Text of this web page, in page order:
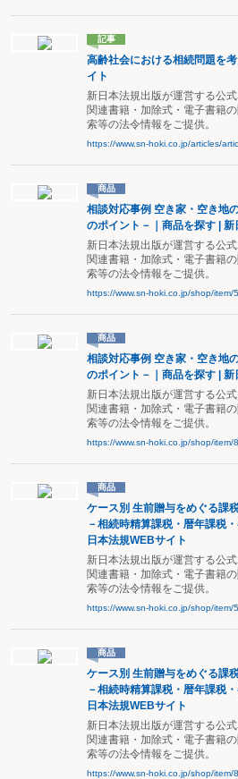
記事
高齢社会における相続問題を
イト
新日本法規出版が運営する公
関連書籍・加除式・電子書籍
索等の法令情報をご提供。
https://www.sn-hoki.co.jp/articles/
商品
相談対応事例 空き家・空き地
のポイント－｜商品を探す |
新日本法規出版が運営する公
関連書籍・加除式・電子書籍
索等の法令情報をご提供。
https://www.sn-hoki.co.jp/shop/item/
商品
相談対応事例 空き家・空き地
のポイント－｜商品を探す |
新日本法規出版が運営する公
関連書籍・加除式・電子書籍
索等の法令情報をご提供。
https://www.sn-hoki.co.jp/shop/item/
商品
ケース別 生前贈与をめぐる課
－相続時精算課税・暦年課税
日本法規WEBサイト
新日本法規出版が運営する公
関連書籍・加除式・電子書籍
索等の法令情報をご提供。
https://www.sn-hoki.co.jp/shop/item/
商品
ケース別 生前贈与をめぐる課
－相続時精算課税・暦年課税
日本法規WEBサイト
新日本法規出版が運営する公
関連書籍・加除式・電子書籍
索等の法令情報をご提供。
https://www.sn-hoki.co.jp/shop/item/